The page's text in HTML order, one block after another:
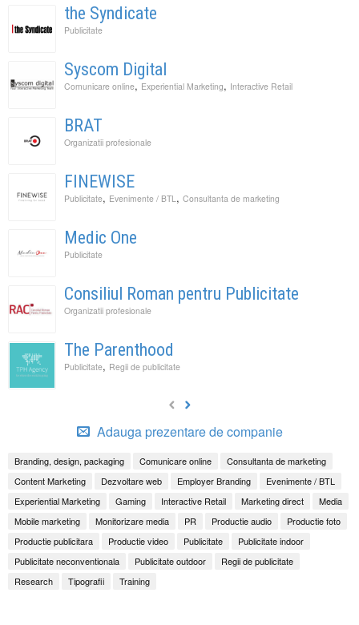
the Syndicate
Publicitate
Syscom Digital
Comunicare online, Experiential Marketing, Interactive Retail
BRAT
Organizatii profesionale
FINEWISE
Publicitate, Evenimente / BTL , Consultanta de marketing
Medic One
Publicitate
Consiliul Roman pentru Publicitate
Organizatii profesionale
The Parenthood
Publicitate, Regii de publicitate
Adauga prezentare de companie
Branding, design, packaging Comunicare online
Consultanta de marketing
Content Marketing
Dezvoltare web Employer Branding
Evenimente / BTL
Experiential Marketing
Gaming Interactive Retail Marketing direct
Media
Mobile marketing
Monitorizare media PR Productie audio
Productie foto
Productie publicitara
Productie video Publicitate
Publicitate indoor
Publicitate neconventionala
Publicitate outdoor
Regii de publicitate
Research
Tipografii Training